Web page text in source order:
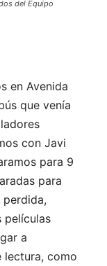
del Equipo
en Avenida
que venía
con Javi
para 9
para
perdida,
películas
a
lectura, como